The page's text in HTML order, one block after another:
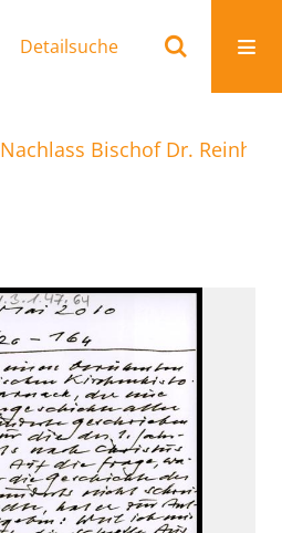
Detailsuche
Nachlass Bischof Dr.